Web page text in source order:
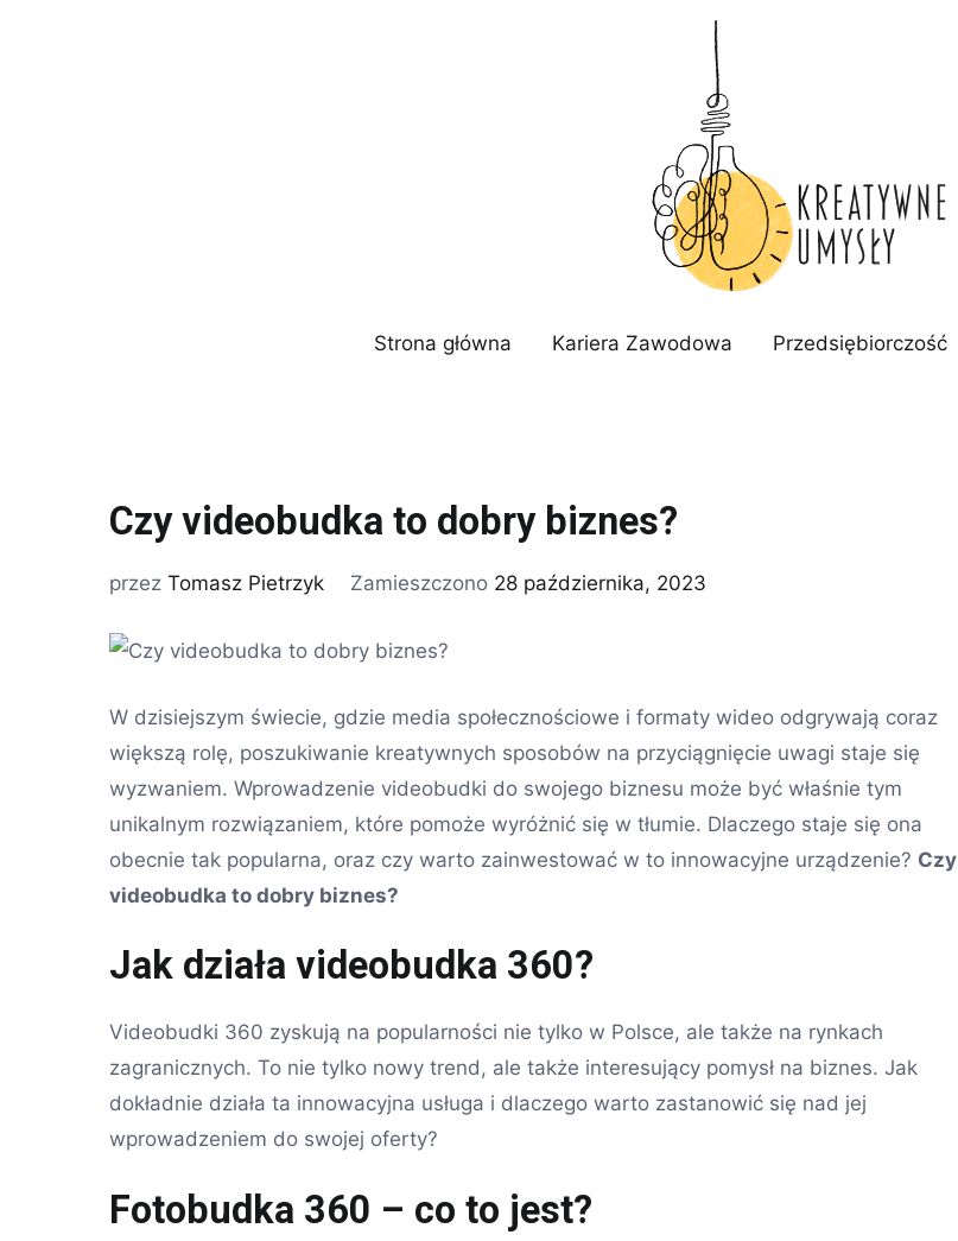
Strona główna Kariera Zawodowa Przedsiębiorczość
Czy videobudka to dobry biznes?
przez Tomasz Pietrzyk Zamieszczono 28 października, 2023
W dzisiejszym świecie, gdzie media społecznościowe i formaty wideo odgrywają coraz
większą rolę, poszukiwanie kreatywnych sposobów na przyciągnięcie uwagi staje się
wyzwaniem. Wprowadzenie videobudki do swojego biznesu może być właśnie tym
unikalnym rozwiązaniem, które pomoże wyróżnić się w tłumie. Dlaczego staje się ona
obecnie tak popularna, oraz czy warto zainwestować w to innowacyjne urządzenie? Czy
videobudka to dobry biznes?
Jak działa videobudka 360?
Videobudki 360 zyskują na popularności nie tylko w Polsce, ale także na rynkach
zagranicznych. To nie tylko nowy trend, ale także interesujący pomysł na biznes. Jak
dokładnie działa ta innowacyjna usługa i dlaczego warto zastanowić się nad jej
wprowadzeniem do swojej oferty?
Fotobudka 360 – co to jest?